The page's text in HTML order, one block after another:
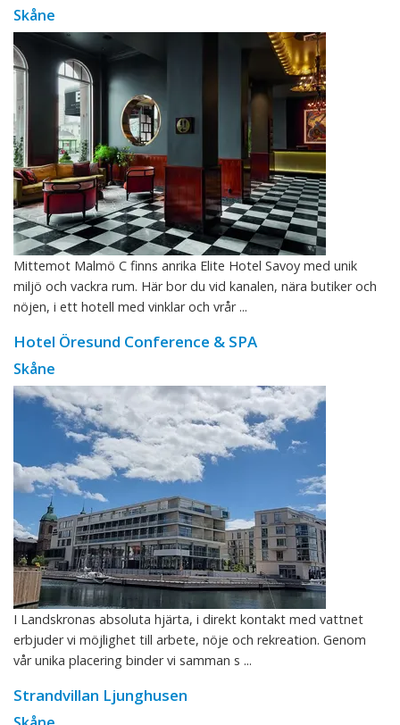
Skåne
Mittemot Malmö C finns anrika Elite Hotel Savoy med unik
miljö och vackra rum. Här bor du vid kanalen, nära butiker och
nöjen, i ett hotell med vinklar och vrår ...
Hotel Öresund Conference & SPA
Skåne
I Landskronas absoluta hjärta, i direkt kontakt med vattnet
erbjuder vi möjlighet till arbete, nöje och rekreation. Genom
vår unika placering binder vi samman s ...
Strandvillan Ljunghusen